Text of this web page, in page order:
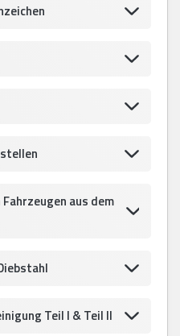
aus dem
Teil I & Teil II